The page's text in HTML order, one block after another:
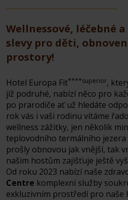
Wellnessové, léčebné
slevy pro děti,
prostory!
Hotel Europa Fit****superior,
již podruhé, nabízí něco pro
po prarodiče ať už hledáte
rok vás i vaši rodinu vítáme
wellness zážitky, jen několik
teplovodního termálního jezera
prošly obnovou jak vnější, tak
našim hostům zajišťuje ještě
Od roku 2023 nabízí naše
Centre komplexní služby
exkluzivním prostředí pro naše